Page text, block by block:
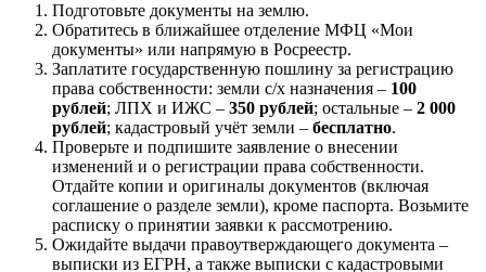
Подготовьте документы на землю.
Обратитесь в ближайшее отделение МФЦ «Мои
документы» или напрямую в Росреестр.
Заплатите государственную пошлину за регистрацию
права собственности: земли с/х назначения – 100
рублей; ЛПХ и ИЖС – 350 рублей; остальные – 2 000
рублей; кадастровый учёт земли – бесплатно.
Проверьте и подпишите заявление о внесении
изменений и о регистрации права собственности.
Отдайте копии и оригиналы документов (включая
соглашение о разделе земли), кроме паспорта. Возьмите
расписку о принятии заявки к рассмотрению.
Ожидайте выдачи правоутверждающего документа –
выписки из ЕГРН, а также выписки с кадастровыми